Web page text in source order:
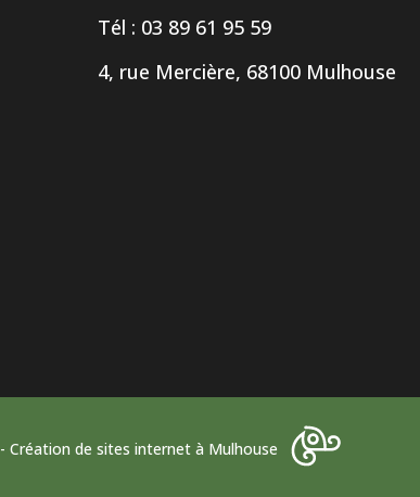
Tél : 03 89 61 95 59
4, rue Mercière, 68100 Mulhouse
- Création de sites internet à Mulhouse